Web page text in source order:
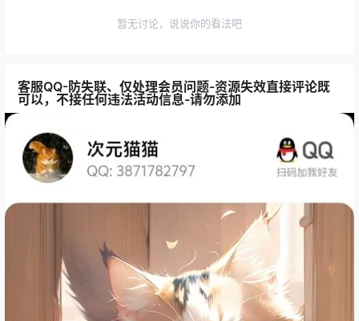
暂无讨论，说说你的看法吧
客服QQ-防失联、仅处理会员问题-资源失效直接评论既
可以，不接任何违法活动信息-请勿添加